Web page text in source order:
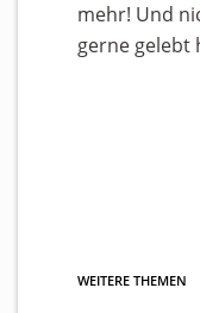
mehr! Und
gerne gelebt
WEITERE THEMEN